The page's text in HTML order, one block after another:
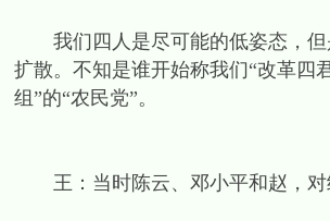
我们四人是尽可能的低姿态，但
扩散。不知是谁开始称我们“改革四
组”的“农民党”。
王：当时陈云、邓小平和赵，对